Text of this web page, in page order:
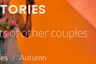
of other couples
Autumn